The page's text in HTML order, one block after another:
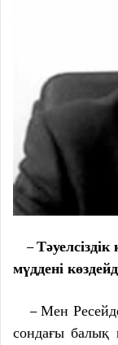
–
мүддені
– Мен
сондағы балық